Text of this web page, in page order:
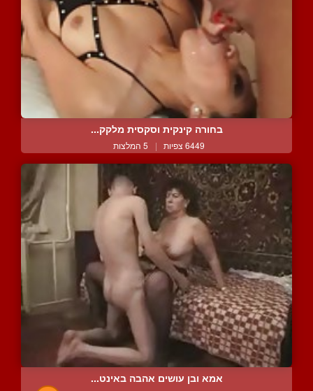
בחורה קינקית וסקסית מלקק...
6449 צפיות | 5 המלצות
אמא ובן עושים אהבה באינט...